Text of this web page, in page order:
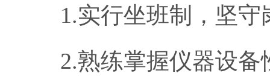
1.实行坐班制，坚
2.熟练掌握仪器设